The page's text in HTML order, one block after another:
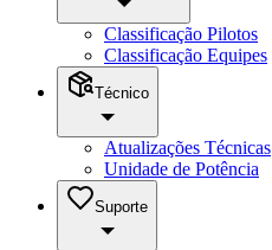
Classificação Pilotos
Classificação Equipes
Técnico
Atualizações Técnicas
Unidade de Potência
Suporte